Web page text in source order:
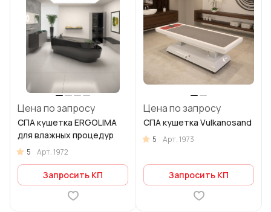
Цена по запросу
СПА кушетка ERGOLIMA
для влажных процедур
5 Арт.1972
Запросить КП
Цена по запросу
СПА кушетка Vulkanosand
5 Арт.1973
Запросить КП